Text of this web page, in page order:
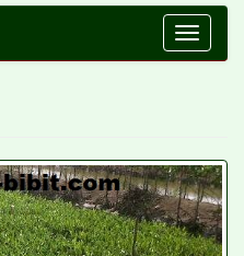
Toggle